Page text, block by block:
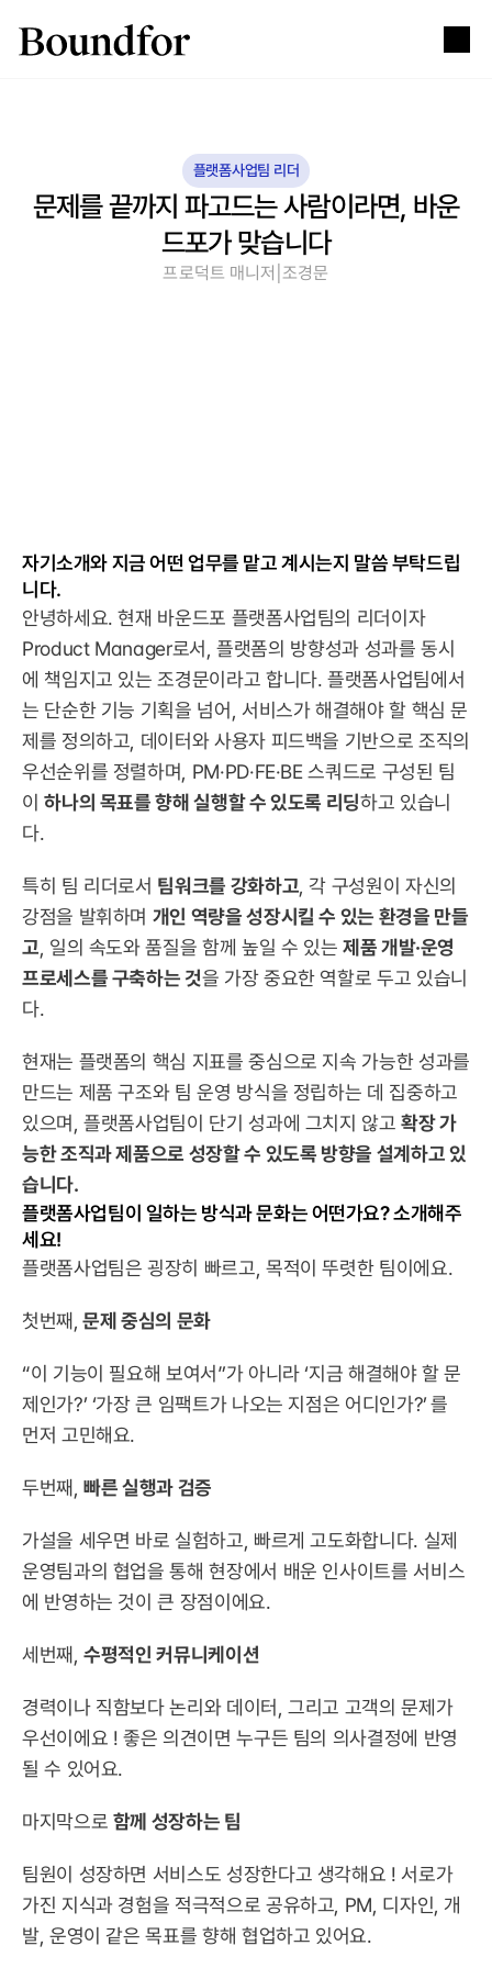
플랫폼사업팀 리더
문제를 끝까지 파고드는 사람이라면, 바운
드포가 맞습니다
프로덕트 매니저 |조경문
자기소개와 지금 어떤 업무를 맡고 계시는지 말씀 부탁드립
니다.
안녕하세요. 현재 바운드포 플랫폼사업팀의 리더이자
Product Manager로서, 플랫폼의 방향성과 성과를 동시
에 책임지고 있는 조경문이라고 합니다. 플랫폼사업팀에서
는 단순한 기능 기획을 넘어, 서비스가 해결해야 할 핵심 문
제를 정의하고, 데이터와 사용자 피드백을 기반으로 조직의
우선순위를 정렬하며, PM·PD·FE·BE 스쿼드로 구성된 팀
이 하나의 목표를 향해 실행할 수 있도록 리딩하고 있습니
다.
특히 팀 리더로서 팀워크를 강화하고, 각 구성원이 자신의
강점을 발휘하며 개인 역량을 성장시킬 수 있는 환경을 만들
고, 일의 속도와 품질을 함께 높일 수 있는 제품 개발·운영
프로세스를 구축하는 것을 가장 중요한 역할로 두고 있습니
다.
현재는 플랫폼의 핵심 지표를 중심으로 지속 가능한 성과를
만드는 제품 구조와 팀 운영 방식을 정립하는 데 집중하고
있으며, 플랫폼사업팀이 단기 성과에 그치지 않고 확장 가
능한 조직과 제품으로 성장할 수 있도록 방향을 설계하고 있
습니다.
플랫폼사업팀이 일하는 방식과 문화는 어떤가요? 소개해주
세요!
플랫폼사업팀은 굉장히 빠르고, 목적이 뚜렷한 팀이에요.
첫번째, 문제 중심의 문화
“이 기능이 필요해 보여서”가 아니라 ‘지금 해결해야 할 문
제인가?’ ‘가장 큰 임팩트가 나오는 지점은 어디인가?’를
먼저 고민해요.
두번째, 빠른 실행과 검증
가설을 세우면 바로 실험하고, 빠르게 고도화합니다. 실제
운영팀과의 협업을 통해 현장에서 배운 인사이트를 서비스
에 반영하는 것이 큰 장점이에요.
세번째, 수평적인 커뮤니케이션
경력이나 직함보다 논리와 데이터, 그리고 고객의 문제가
우선이에요 ! 좋은 의견이면 누구든 팀의 의사결정에 반영
될 수 있어요.
마지막으로 함께 성장하는 팀
팀원이 성장하면 서비스도 성장한다고 생각해요 ! 서로가
가진 지식과 경험을 적극적으로 공유하고, PM, 디자인, 개
발, 운영이 같은 목표를 향해 협업하고 있어요.